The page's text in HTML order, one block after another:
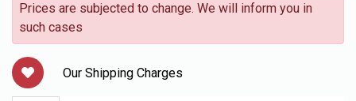
Prices are subjected to change. We will inform you in
such cases
Our Shipping Charges